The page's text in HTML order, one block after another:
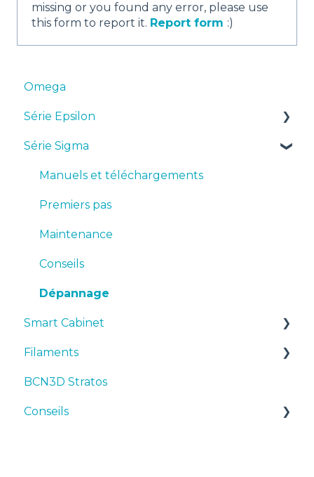
missing or you found any error, please use
this form to report it. Report form :)
Omega
Série Epsilon
Manuels et téléchargements
Premiers pas
Maintenance
Conseils
Dépannage
Série Sigma
Manuels et téléchargements
Premiers pas
Maintenance
Conseils
Dépannage
Smart Cabinet
Manuals & Downloads
First steps
Maintenance
Filaments
Suggestions
TPU
BCN3D Stratos
Conseils